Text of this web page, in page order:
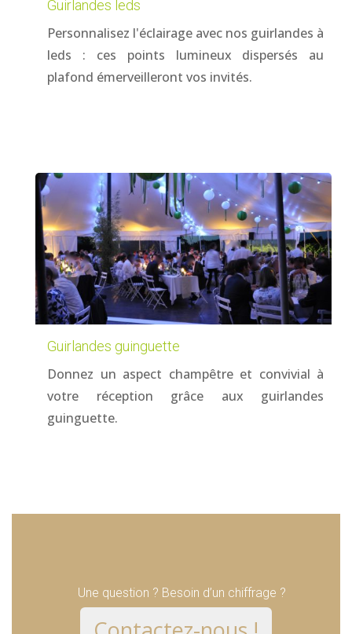
Guirlandes leds
Personnalisez l'éclairage avec nos guirlandes à
leds : ces points lumineux dispersés au
plafond émerveilleront vos invités.
Guirlandes guinguette
Donnez un aspect champêtre et convivial à
votre réception grâce aux guirlandes
guinguette.
Une question ? Besoin d’un chiffrage ?